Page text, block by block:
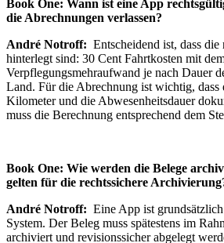
Book One: Wann ist eine App
die Abrechnungen verlassen?
André Notroff: Entscheidend ist, dass die
hinterlegt sind: 30 Cent Fahrtkosten mit
Verpflegungsmehraufwand je nach Dauer
Land. Für die Abrechnung ist wichtig, dass
Kilometer und die Abwesenheitsdauer
muss die Berechnung entsprechend dem
Book One: Wie werden die Belege
gelten für die rechtssichere
André Notroff: Eine App ist
System. Der Beleg muss spätestens im
archiviert und revisionssicher abgelegt